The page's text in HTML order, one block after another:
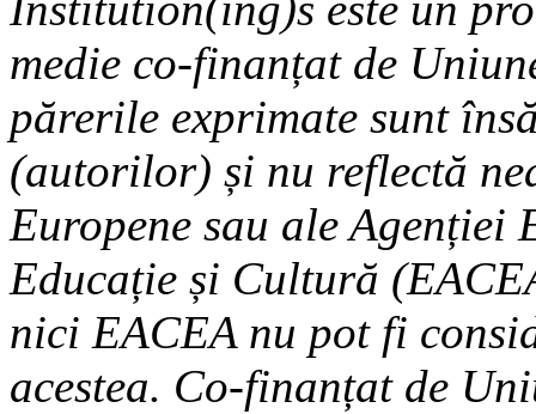
medie co-finanțat de
părerile exprimate sunt
(autorilor) și nu reflectă
Europene sau ale Agenției
Educație și Cultură
nici EACEA nu pot fi
acestea. Co-finanțat de